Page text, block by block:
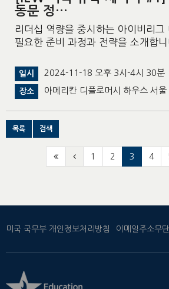
동문 정…
리더십 역량을 중시하는 아이비리그
필요한 준비 과정과 전략을 소개합니
일시 2024-11-18 오후 3시-4시 30분
장소 아메리칸 디플로머시 하우스 서
목록 검색
1 2 3 4
미국 국무부 개인정보처리방침 이메일주소무